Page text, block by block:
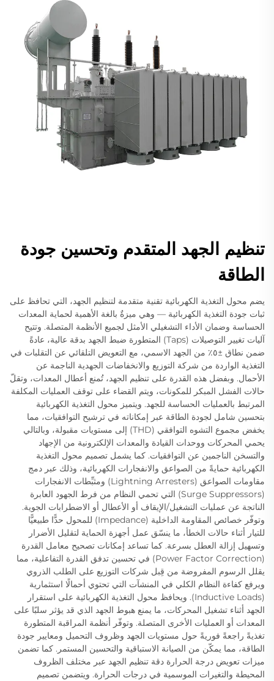
تنظيم الجهد المتقدم وتحسين جودة
الطاقة
يضم محول التغذية الكهربائية تقنية متقدمة لتنظيم الجهد، التي تحافظ على
ثبات جودة التغذية الكهربائية — وهي ميزةٌ بالغة الأهمية لحماية المعدات
الحساسة وضمان الأداء التشغيلي الأمثل لجميع الأنظمة المتصلة. وتتيح
آليات تغيير التوصيلات (Taps) المتطورة ضبط الجهد بدقة عالية، عادةً
ضمن نطاق ±٥٪ من الجهد الاسمي، مع التعويض التلقائي عن التقلبات في
التغذية الواردة من شركة التوزيع والانخفاضات الجهدية الناجمة عن
الأحمال. وبفضل هذه القدرة على تنظيم الجهد، تُمنع أعطال المعدات، وتقلّ
حالات الفشل المبكر للمكونات، ويتم القضاء على توقف العمليات المكلفة
المرتبط بالعمليات الحساسة للجهد. ويتميز محول التغذية الكهربائية
بتحسين شامل لجودة الطاقة عبر إمكاناته في ترشيح التوافقيات، مما
يخفض مجموع التشوه التوافقي (THD) إلى مستويات مقبولة، وبالتالي
يحمي المحركات ووحدات القيادة والمعدات الإلكترونية من الإجهاد
والتسخن الناجمين عن التوافقيات. كما يشمل تصميم محول التغذية
الكهربائية حمايةً من الصواعق والانفجارات الكهربائية، وذلك عبر دمج
مقاومات الصواعق (Lightning Arresters) ومثبِّطات الانفجارات
(Surge Suppressors) التي تحمي النظام من فرط الجهود العابرة
الناتجة عن عمليات التشغيل/الإيقاف أو الأعطال أو الاضطرابات الجوية.
وتوفّر خصائص المقاومة الداخلية (Impedance) للمحول حدًّا طبيعيًّا
للتيار أثناء حالات الخطأ، ما ينسّق عمل أجهزة الحماية لتقليل الأضرار
وتسهيل إزالة العطل بسرعة. كما تساعد إمكانات تصحيح معامل القدرة
(Power Factor Correction) في تحسين تدفق القدرة التفاعلية، مما
يقلل الرسوم المفروضة من قِبل شركات التوزيع على الطلب الذروي
ويرفع كفاءة النظام الكلي في المنشآت التي تحتوي أحمالًا استثمارية
(Inductive Loads). ويحافظ محول التغذية الكهربائية على استقرار
الجهد أثناء تشغيل المحركات، ما يمنع هبوط الجهد الذي قد يؤثر سلبًا على
المعدات أو العمليات الأخرى المتصلة. وتوفّر أنظمة المراقبة المتطورة
تغذيةً راجعةً فوريةً حول مستويات الجهد وظروف التحميل ومعايير جودة
الطاقة، مما يمكّن من الصيانة الاستباقية والتحسين المستمر. كما تضمن
ميزات تعويض درجة الحرارة دقة تنظيم الجهد عبر مختلف الظروف
المحيطة والتغيرات الموسمية في درجات الحرارة. ويتضمن تصميم